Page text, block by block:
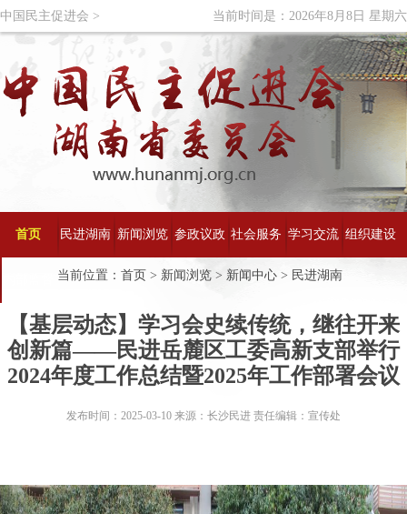
中国民主促进会 > 当前时间是：2026年8月8日 星期六
首页 民进湖南
概况
新闻浏览 参政议政 社会服务 学习交流 组织建设
当前位置： 首页 > 新闻浏览> 新闻中心> 民进湖南
【基层动态】学习会史续传统，继往开来
创新篇——民进岳麓区工委高新支部举行
2024年度工作总结暨2025年工作部署会议
发布时间：2025-03-10 来源：长沙民进 责任编辑：宣传处